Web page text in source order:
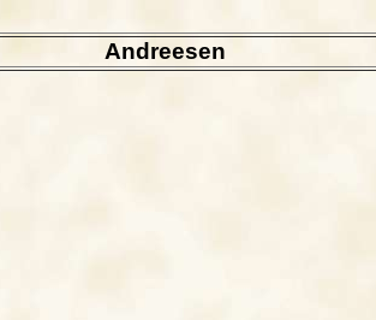
Andreesen